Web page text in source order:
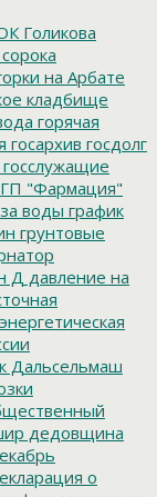
Голикова
на Арбате
кладбище
горячая
госархив госдолг
госслужащие
ГП "Фармация"
воды график
грунтовые
Д давление на
Дальсельмаш
дедовщина
о